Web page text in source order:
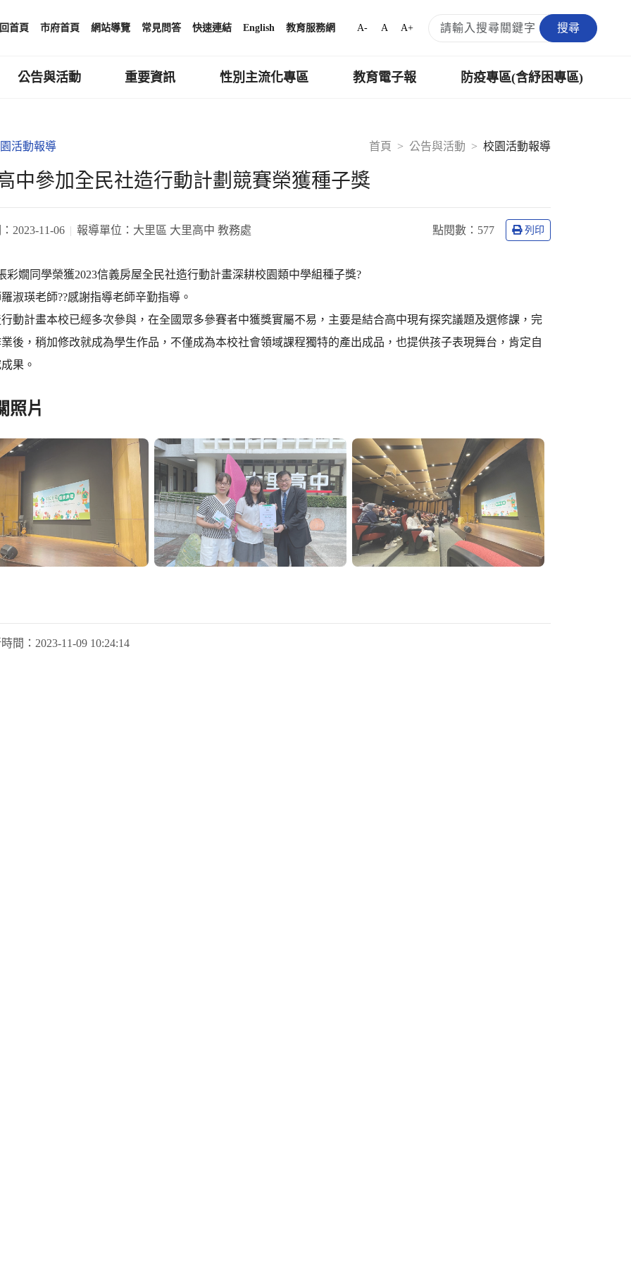
回首頁 市府首頁 網站導覽 常見問答 快速連結 English 教育服務網 A- A A+ 搜尋
公告與活動 重要資訊 性別主流化專區 教育電子報 防疫專區(含紓困專區)
首頁 公告與活動 校園活動報導
活動報導
中參加全民社造行動計劃競賽榮獲種子獎
2023-11-06 報導單位： 大里區 大里高中 教務處 點閱數： 577 列印
彩嫺同學榮獲2023信義房屋全民社造行動計畫深耕校園類中學組種子獎?
淑瑛老師??感謝指導老師辛勤指導。
動計畫本校已經多次參與，在全國眾多參賽者中獲獎實屬不易，主要是結合高中現有探究議題及選修課，完
後，稍加修改就成為學生作品，不僅成為本校社會領域課程獨特的產出成品，也提供孩子表現舞台，肯定自
果。
照片
間： 2023-11-09 10:24:14